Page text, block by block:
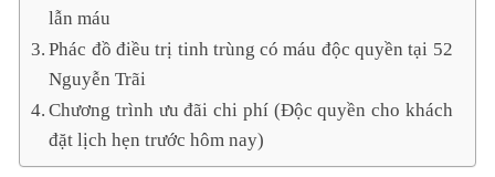
lẫn máu
Phác đồ điều trị tinh trùng có máu độc quyền tại 52
Nguyễn Trãi
Chương trình ưu đãi chi phí (Độc quyền cho khách
đặt lịch hẹn trước hôm nay)